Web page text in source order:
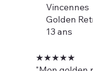
Vincennes
Golden
13 ans
★★★★★